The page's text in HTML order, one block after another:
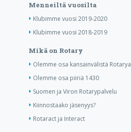
Menneiltä vuosilta
Klubimme vuosi 2019-2020
Klubimme vuosi 2018-2019
Mikä on Rotary
Olemme osa kansainvälistä Rotarya
Olemme osa piiriä 1430
Suomen ja Viron Rotarypalvelu
Kiinnostaako jäsenyys?
Rotaract ja Interact